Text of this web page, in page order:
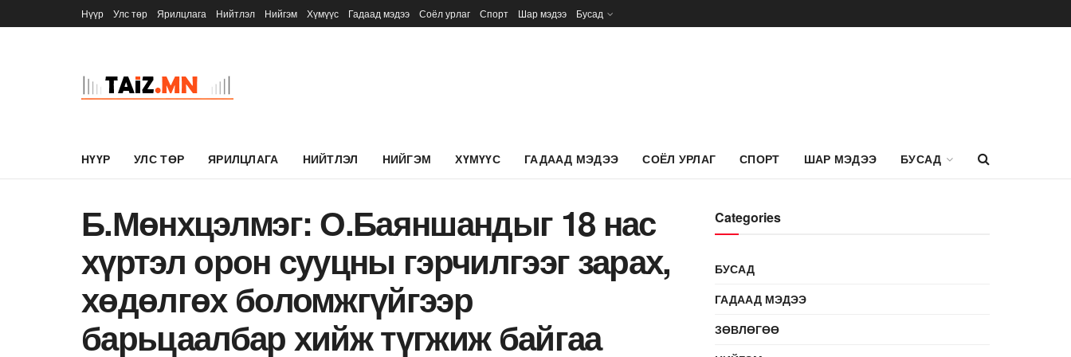
Нүүр Улс төр Ярилцлага Нийтлэл Нийгэм Хүмүүс Гадаад мэдээ Соёл урлаг Спорт Шар мэдээ Бусад
НҮҮР УЛС ТӨР ЯРИЛЦЛАГА НИЙТЛЭЛ НИЙГЭМ ХҮМҮҮС ГАДААД МЭДЭЭ СОЁЛ УРЛАГ СПОРТ ШАР МЭДЭЭ БУСАД
Б.Мөнхцэлмэг: О.Баяншандыг 18 нас
хүртэл орон сууцны гэрчилгээг зарах,
хөдөлгөх боломжгүйгээр
барьцаалбар хийж түгжиж байгаа
Categories
БУСАД
ГАДААД МЭДЭЭ
ЗӨВЛӨГӨӨ